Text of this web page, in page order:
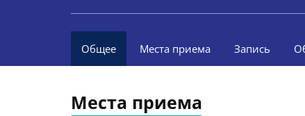
Общее Места приема Запись
Места приема